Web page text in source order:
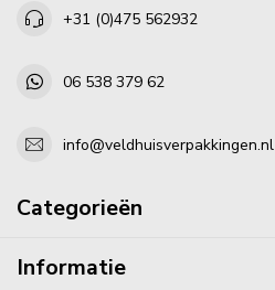
+31 (0)475 562932
06 538 379 62
info@veldhuisverpakkingen.nl
Categorieën
Informatie